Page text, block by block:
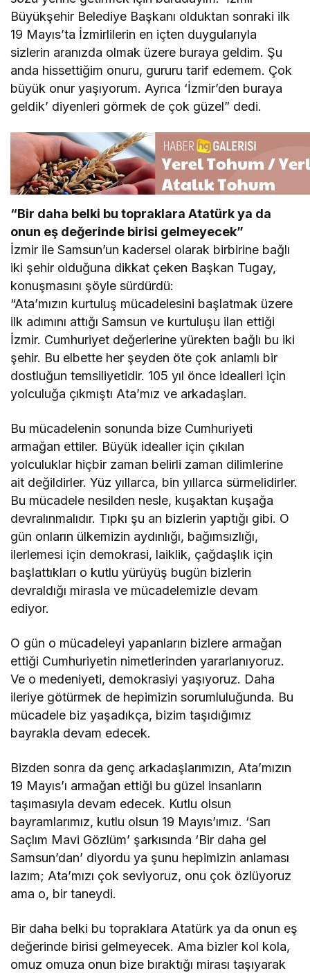
Büyükşehir Belediye Başkanı olduktan sonraki ilk
19 Mayıs’ta İzmirlilerin en içten duygularıyla
sizlerin aranızda olmak üzere buraya geldim. Şu
anda hissettiğim onuru, gururu tarif edemem. Çok
büyük onur yaşıyorum. Ayrıca ‘İzmir’den buraya
geldik’ diyenleri görmek de çok güzel” dedi.
“Bir daha belki bu topraklara Atatürk ya da
onun eş değerinde birisi gelmeyecek”
İzmir ile Samsun’un kadersel olarak birbirine bağlı
iki şehir olduğuna dikkat çeken Başkan Tugay,
konuşmasını şöyle sürdürdü:
“Ata’mızın kurtuluş mücadelesini başlatmak üzere
ilk adımını attığı Samsun ve kurtuluşu ilan ettiği
İzmir. Cumhuriyet değerlerine yürekten bağlı bu iki
şehir. Bu elbette her şeyden öte çok anlamlı bir
dostluğun temsiliyetidir. 105 yıl önce idealleri için
yolculuğa çıkmıştı Ata’mız ve arkadaşları.
Bu mücadelenin sonunda bize Cumhuriyeti
armağan ettiler. Büyük idealler için çıkılan
yolculuklar hiçbir zaman belirli zaman dilimlerine
ait değildirler. Yüz yıllarca, bin yıllarca sürmelidirler.
Bu mücadele nesilden nesle, kuşaktan kuşağa
devralınmalıdır. Tıpkı şu an bizlerin yaptığı gibi. O
gün onların ülkemizin aydınlığı, bağımsızlığı,
ilerlemesi için demokrasi, laiklik, çağdaşlık için
başlattıkları o kutlu yürüyüş bugün bizlerin
devraldığı mirasla ve mücadelemizle devam
ediyor.
O gün o mücadeleyi yapanların bizlere armağan
ettiği Cumhuriyetin nimetlerinden yararlanıyoruz.
Ve o medeniyeti, demokrasiyi yaşıyoruz. Daha
ileriye götürmek de hepimizin sorumluluğunda. Bu
mücadele biz yaşadıkça, bizim taşıdığımız
bayrakla devam edecek.
Bizden sonra da genç arkadaşlarımızın, Ata’mızın
19 Mayıs’ı armağan ettiği bu güzel insanların
taşımasıyla devam edecek. Kutlu olsun
bayramlarımız, kutlu olsun 19 Mayıs’ımız. ‘Sarı
Saçlım Mavi Gözlüm’ şarkısında ‘Bir daha gel
Samsun’dan’ diyordu ya şunu hepimizin anlaması
lazım; Ata’mızı çok seviyoruz, onu çok özlüyoruz
ama o, bir taneydi.
Bir daha belki bu topraklara Atatürk ya da onun eş
değerinde birisi gelmeyecek. Ama bizler kol kola,
omuz omuza onun bize bıraktığı mirası taşıyarak